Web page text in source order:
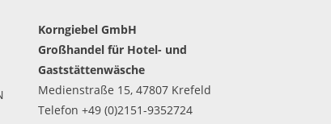
Korngiebel GmbH
Großhandel für Hotel- und
Gaststättenwäsche
Medienstraße 15, 47807 Krefeld
Telefon +49 (0)2151-9352724